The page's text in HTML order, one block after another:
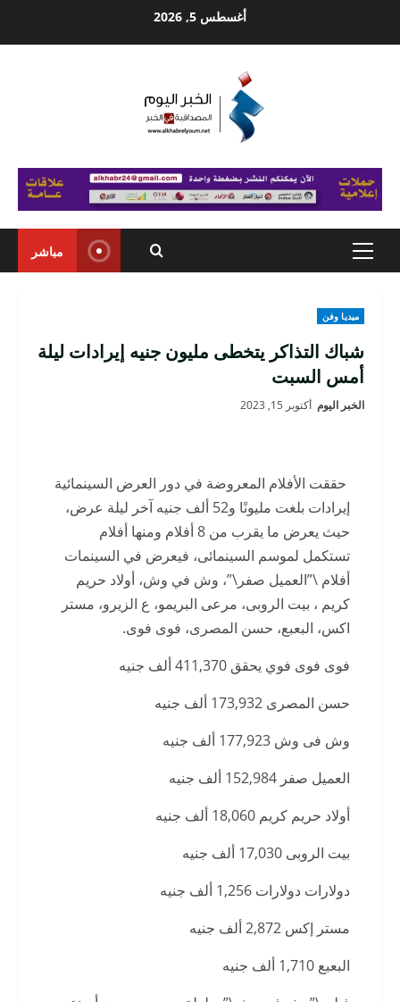
أغسطس 5, 2026
Primary
مباشر
ميديا وفن
شباك التذاكر يتخطى مليون جنيه إيرادات ليلة
أمس السبت
الخبر اليوم أكتوبر 15, 2023
حققت الأفلام المعروضة في دور العرض السينمائية
إيرادات بلغت مليونًا و52 ألف جنيه آخر ليلة عرض،
حيث يعرض ما يقرب من 8 أفلام ومنها أفلام
تستكمل لموسم السينمائى، فيعرض في السينمات
أفلام \”العميل صفر\”، وش في وش، أولاد حريم
كريم ، بيت الروبى، مرعى البريمو، ع الزيرو، مستر
اكس، البعبع، حسن المصرى، فوى فوى.
فوى فوى فوي يحقق 411,370 ألف جنيه
حسن المصرى 173,932 ألف جنيه
وش فى وش 177,923 ألف جنيه
العميل صفر 152,984 ألف جنيه
أولاد حريم كريم 18,060 ألف جنيه
بيت الروبى 17,030 ألف جنيه
دولارات دولارات 1,256 ألف جنيه
مستر إكس 2,872 ألف جنيه
البعبع 1,710 ألف جنيه